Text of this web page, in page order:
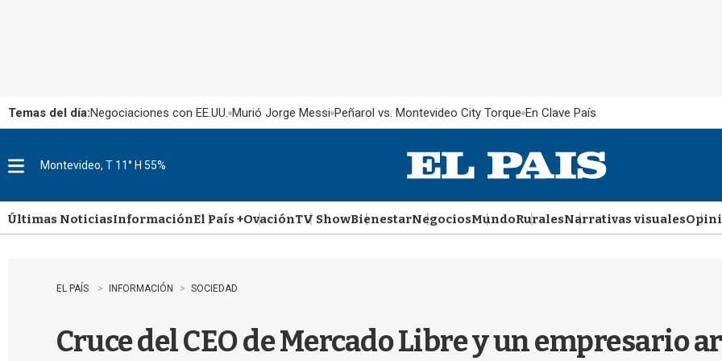
Temas del día:Negociaciones con EE.UU. Murió Jorge Messi Peñarol vs. Montevideo City Torque En Clave País
u
Montevideo, T 11° H 55%
Últimas NoticiasInformaciónEl País +OvaciónTV ShowBienestarNegociosMundoRuralesNarrativas visuales
EL PAÍS INFORMACIÓN SOCIEDAD
Cruce del CEO de Mercado Libre y un empresario